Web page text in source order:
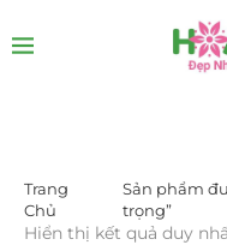
DANH MỤC SẢN PHẨM
Trang
Chủ
Sản phẩm
trọng”
Hiển thị kết quả duy